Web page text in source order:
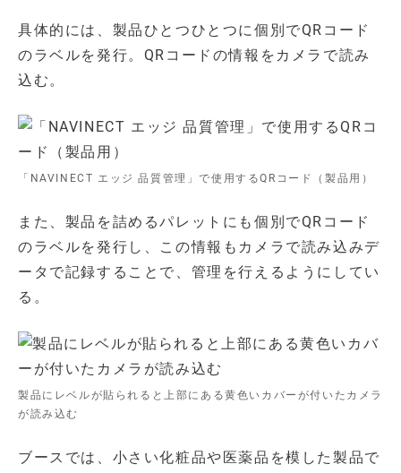
具体的には、製品ひとつひとつに個別でQRコード
のラベルを発行。QRコードの情報をカメラで読み
込む。
「NAVINECT エッジ 品質管理」で使用するQRコード（製品用）
また、製品を詰めるパレットにも個別でQRコード
のラベルを発行し、この情報もカメラで読み込みデ
ータで記録することで、管理を行えるようにしてい
る。
製品にレベルが貼られると上部にある黄色いカバーが付いたカメラ
が読み込む
ブースでは、小さい化粧品や医薬品を模した製品で